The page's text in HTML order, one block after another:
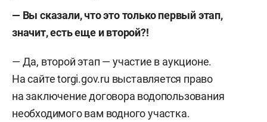
— Вы сказали, что это только первый этап,
значит, есть еще и второй?!
— Да, второй этап — участие в аукционе.
На сайте torgi.gov.ru выставляется право
на заключение договора водопользования
необходимого вам водного участка.